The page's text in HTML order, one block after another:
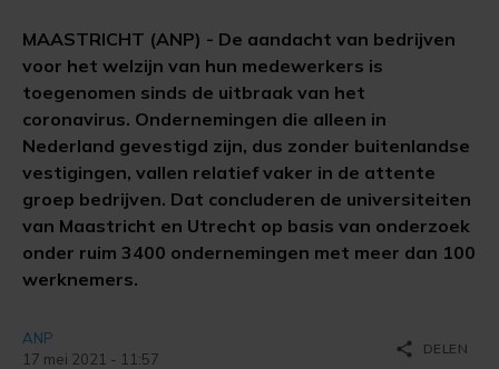
MAASTRICHT (ANP) - De aandacht van bedrijven
voor het welzijn van hun medewerkers is
toegenomen sinds de uitbraak van het
coronavirus. Ondernemingen die alleen in
Nederland gevestigd zijn, dus zonder buitenlandse
vestigingen, vallen relatief vaker in de attente
groep bedrijven. Dat concluderen de universiteiten
van Maastricht en Utrecht op basis van onderzoek
onder ruim 3400 ondernemingen met meer dan 100
werknemers.
ANP
17 mei 2021 - 11:57
share DELEN